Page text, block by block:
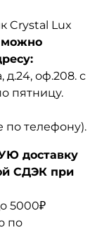
Crystal Lux
можно
д.24, оф.208. с
пятницу.
по телефону).
доставку
СДЭК при
5000₽
по